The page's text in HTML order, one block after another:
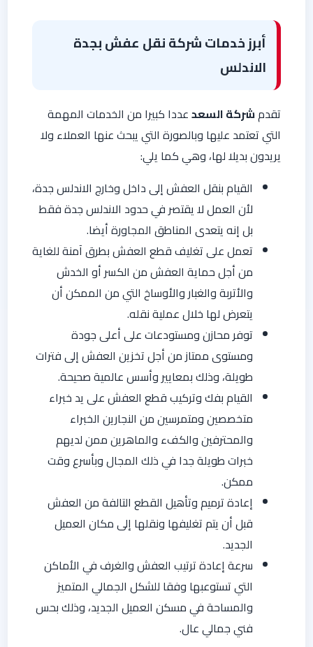
أبرز خدمات شركة نقل عفش بجدة
الاندلس
تقدمشركة السعدعددا كبيرا من الخدمات المهمة
التي تعتمد عليها وبالصورة التي يبحث عنها العملاء ولا
يريدون بديلا لها، وهي كما يلي:
القيام بنقل العفش إلى داخل وخارج الاندلس جدة،
لأن العمل لا يقتصر في حدود الاندلس جدة فقط
بل إنه يتعدى المناطق المجاورة أيضا.
تعمل على تغليف قطع العفش بطرق آمنة للغاية
من أجل حماية العفش من الكسر أو الخدش
والأتربة والغبار والأوساخ التي من الممكن أن
يتعرض لها خلال عملية نقله.
توفر محازن ومستودعات على أعلى جودة
ومستوى ممتاز من أجل تخزين العفش إلى فترات
طويلة، وذلك بمعايير وأسس عالمية صحيحة.
القيام بفك وتركيب قطع العفش على يد خبراء
متخصصين ومتمرسين من النجارين الخبراء
والمحترفين والكفء والماهرين ممن لديهم
خبرات طويلة جدا في ذلك المجال وبأسرع وقت
ممكن.
إعادة ترميم وتأهيل القطع التالفة من العفش
قبل أن يتم تغليفها ونقلها إلى مكان العميل
الجديد.
سرعة إعادة ترتيب العفش والغرف في الأماكن
التي تستوعبها وفقا للشكل الجمالي المتميز
والمساحة في مسكن العميل الجديد، وذلك بحس
فني جمالي عال.